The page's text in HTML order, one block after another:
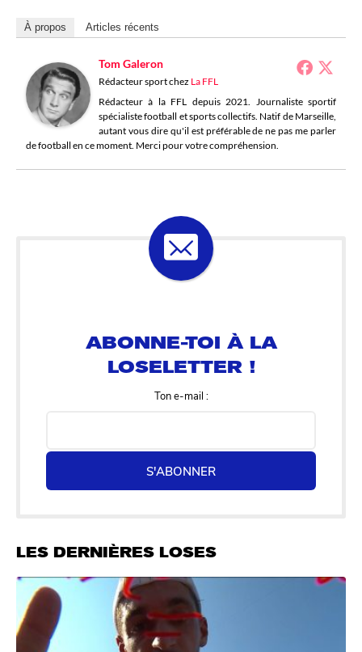
À propos Articles récents
Tom Galeron
Rédacteur sportchez La FFL
Rédacteur à la FFL depuis 2021. Journaliste sportif
spécialiste football et sports collectifs. Natif de Marseille,
autant vous dire qu'il est préférable de ne pas me parler
de football en ce moment. Merci pour votre compréhension.
Ton e-mail :
S'ABONNER
LES DERNIÈRES LOSES